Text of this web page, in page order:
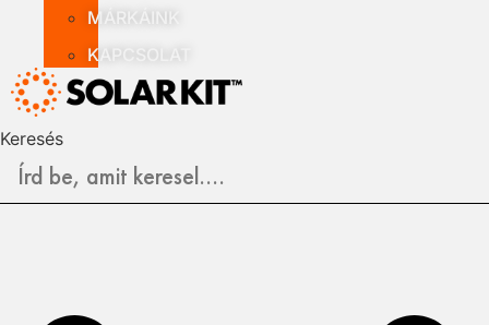
MÁRKÁINK
KAPCSOLAT
Keresés